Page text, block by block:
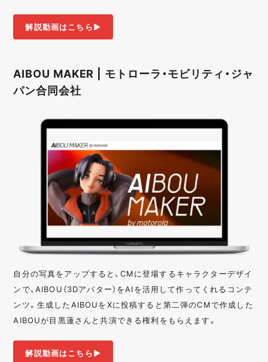
解説動画はこちら▶︎
AIBOU MAKER | モトローラ・モビリティ・ジャ
パン合同会社
自分の写真をアップすると、CMに登場するキャラクターデザイ
ンで、AIBOU（3Dアバター）をAIを活用して作ってくれるコンテ
ンツ。生成したAIBOUをXに投稿すると第二弾のCMで作成した
AIBOUが目黒蓮さんと共演できる権利をもらえます。
解説動画はこちら▶︎